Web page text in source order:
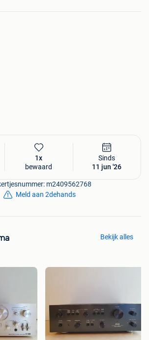
1x
bewaard
Sinds
11 jun '26
m2409562768
Meld aan 2dehands
Bekijk alles